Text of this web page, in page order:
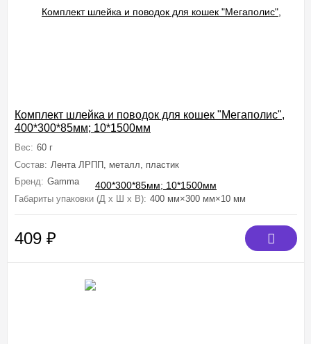
Комплект шлейка и поводок для кошек "Мегаполис",
400*300*85мм; 10*1500мм
Вес: 60 г
Состав: Лента ЛРПП, металл, пластик
Бренд: Gamma
Габариты упаковки (Д х Ш х В): 400 мм×300 мм×10 мм
409 ₽